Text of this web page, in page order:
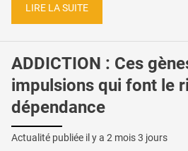
LIRE LA SUITE
ADDICTION : Ces
impulsions qui font le
dépendance
Actualité publiée il y a 2 mois 3 jours